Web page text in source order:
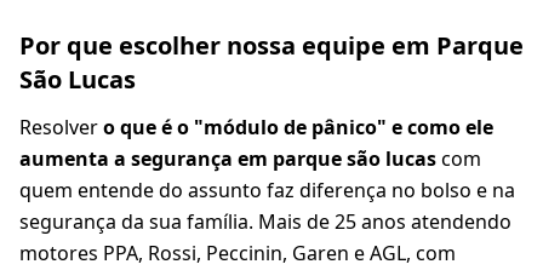
Por que escolher nossa equipe em Parque
São Lucas
Resolvero que é o "módulo de pânico" e como ele
aumenta a segurança em parque são lucascom
quem entende do assunto faz diferença no bolso e na
segurança da sua família. Mais de 25 anos atendendo
motores PPA, Rossi, Peccinin, Garen e AGL, com